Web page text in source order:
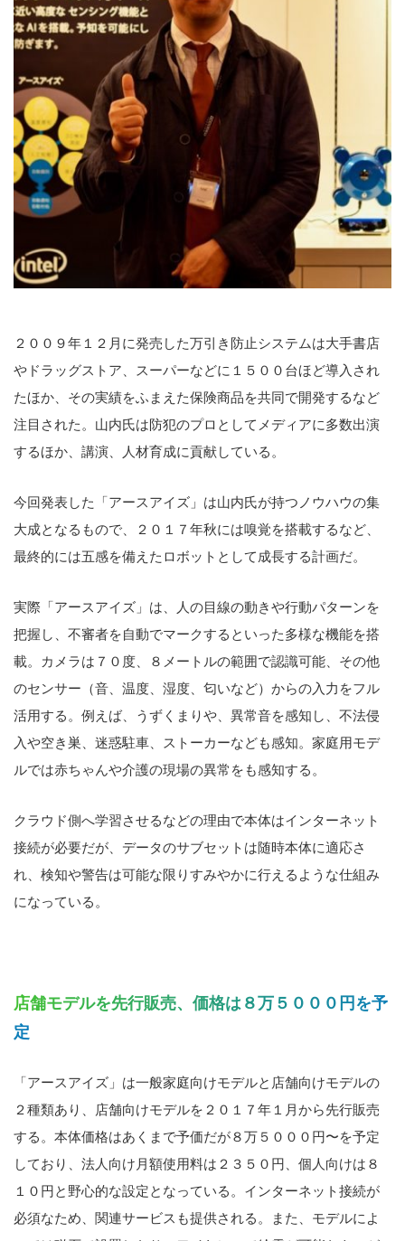
２００９年１２月に発売した万引き防止システムは大手書店
やドラッグストア、スーパーなどに１５００台ほど導入され
たほか、その実績をふまえた保険商品を共同で開発するなど
注目された。山内氏は防犯のプロとしてメディアに多数出演
するほか、講演、人材育成に貢献している。
今回発表した「アースアイズ」は山内氏が持つノウハウの集
大成となるもので、２０１７年秋には嗅覚を搭載するなど、
最終的には五感を備えたロボットとして成長する計画だ。
実際「アースアイズ」は、人の目線の動きや行動パターンを
把握し、不審者を自動でマークするといった多様な機能を搭
載。カメラは７０度、８メートルの範囲で認識可能、その他
のセンサー（音、温度、湿度、匂いなど）からの入力をフル
活用する。例えば、うずくまりや、異常音を感知し、不法侵
入や空き巣、迷惑駐車、ストーカーなども感知。家庭用モデ
ルでは赤ちゃんや介護の現場の異常をも感知する。
クラウド側へ学習させるなどの理由で本体はインターネット
接続が必要だが、データのサブセットは随時本体に適応さ
れ、検知や警告は可能な限りすみやかに行えるような仕組み
になっている。
店舗モデルを先行販売、価格は８万５０００円を予
定
「アースアイズ」は一般家庭向けモデルと店舗向けモデルの
２種類あり、店舗向けモデルを２０１７年１月から先行販売
する。本体価格はあくまで予価だが８万５０００円〜を予定
しており、法人向け月額使用料は２３５０円、個人向けは８
１０円と野心的な設定となっている。インターネット接続が
必須なため、関連サービスも提供される。また、モデルによ